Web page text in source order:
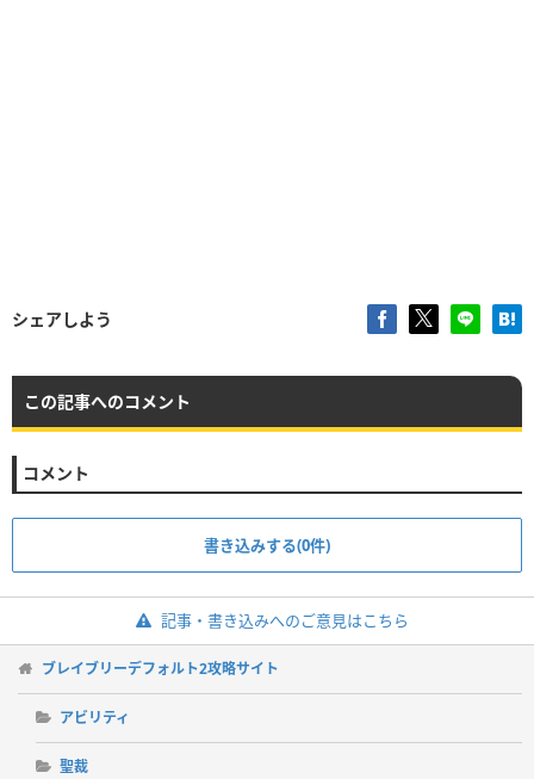
シェアしよう
この記事へのコメント
コメント
書き込みする(0件)
記事・書き込みへのご意見はこちら
ブレイブリーデフォルト2攻略サイト
アビリティ
聖裁